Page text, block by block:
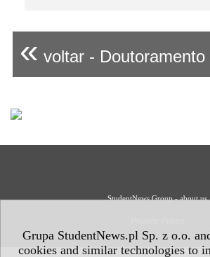
Grupa StudentNews.pl Sp. z o.o.
cookies and similar technologies to
« voltar - Doutoramento
StudentNews Group - about us